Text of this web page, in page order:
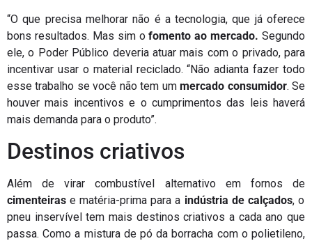
“O que precisa melhorar não é a tecnologia, que já oferece
bons resultados. Mas sim ofomento ao mercado. Segundo
ele, o Poder Público deveria atuar mais com o privado, para
incentivar usar o material reciclado. “Não adianta fazer todo
esse trabalho se você não tem ummercado consumidor. Se
houver mais incentivos e o cumprimentos das leis haverá
mais demanda para o produto”.
Destinos criativos
Além de virar combustível alternativo em fornos de
cimenteiras e matéria-prima para a indústria de calçados, o
pneu inservível tem mais destinos criativos a cada ano que
passa. Como a mistura de pó da borracha com o polietileno,